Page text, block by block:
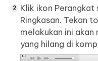
Klik ikon
Ringkasan. Tekan
melakukan ini
yang hilang di